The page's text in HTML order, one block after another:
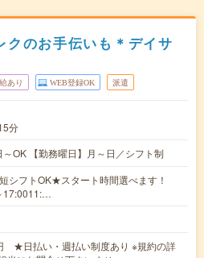
クのお手伝いも＊デイサ
あり WEB登録OK 派遣
分
～OK 【勤務曜日】月～日／シフト制
シフトOK★スタート時間選べます！
17:0011:…
★日払い・週払い制度あり ※規約の詳